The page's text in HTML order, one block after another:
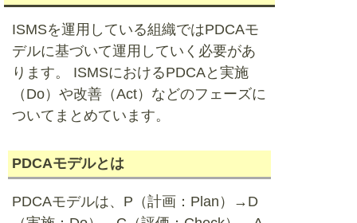
ISMSを運用している組織ではPDCAモ
デルに基づいて運用していく必要があ
ります。 ISMSにおけるPDCAと実施
（Do）や改善（Act）などのフェーズに
ついてまとめています。
PDCAモデルとは
PDCAモデルは、P（計画：Plan）→D